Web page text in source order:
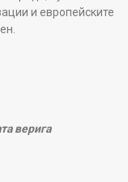
и европейските
верига